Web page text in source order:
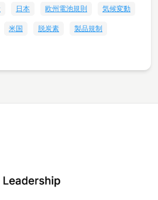
日本 欧州電池規則
気候変動
米国 脱炭素
製品規制